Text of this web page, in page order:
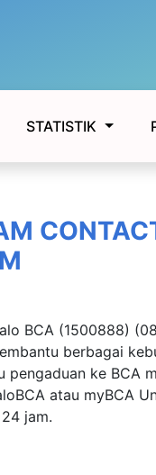
STATISTIK
BCA (1500888)
berbagai
pengaduan ke BCA
atau myBCA
jam.